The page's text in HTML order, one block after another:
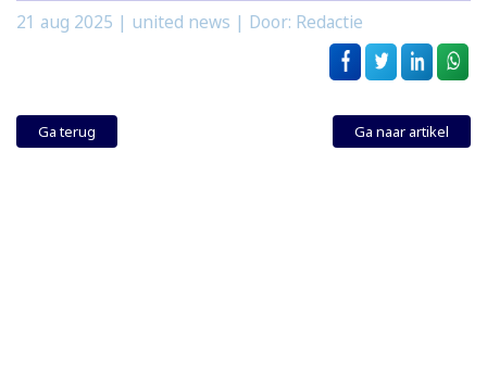
21 aug 2025 | united news | Door: Redactie
Ga terug Ga naar artikel